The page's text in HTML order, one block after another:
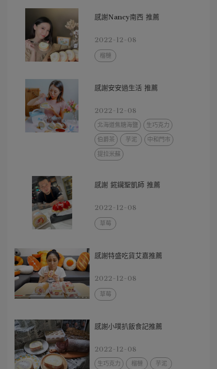
感謝Nancy南西 推薦
2022-12-08
榴槤
感謝安安過生活 推薦
2022-12-08
北海道焦糖海鹽
生巧克力
伯爵茶
芋泥
中和門市
提拉米蘇
感謝 錵鑶聖凱師 推薦
2022-12-08
草莓
感謝特盛吃貨艾嘉推薦
2022-12-08
草莓
感謝小噗扒飯食記推薦
2022-12-08
生巧克力 榴槤
芋泥